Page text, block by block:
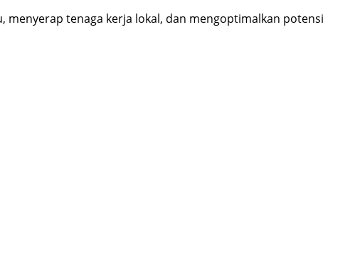
menyerap tenaga kerja lokal, dan mengoptimalkan potensi